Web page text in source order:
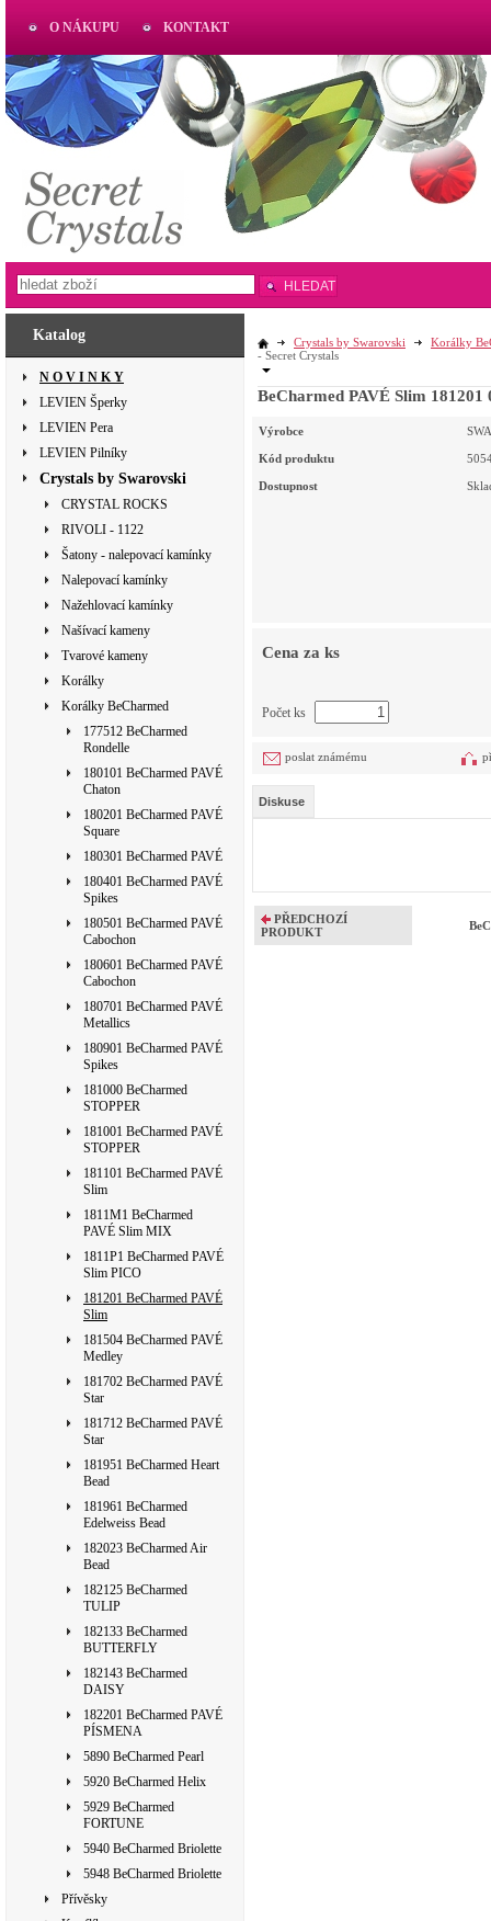
Katalog
N O V I N K Y
LEVIEN Šperky
LEVIEN Pera
LEVIEN Pilníky
Crystals by Swarovski
CRYSTAL ROCKS
RIVOLI - 1122
Šatony - nalepovací kamínky
Nalepovací kamínky
Nažehlovací kamínky
Našívací kameny
Tvarové kameny
Korálky
Korálky BeCharmed
177512 BeCharmed
Rondelle
180101 BeCharmed PAVÉ
Chaton
180201 BeCharmed PAVÉ
Square
180301 BeCharmed PAVÉ
180401 BeCharmed PAVÉ
Spikes
180501 BeCharmed PAVÉ
Cabochon
180601 BeCharmed PAVÉ
Cabochon
180701 BeCharmed PAVÉ
Metallics
180901 BeCharmed PAVÉ
Spikes
181000 BeCharmed
STOPPER
181001 BeCharmed PAVÉ
STOPPER
181101 BeCharmed PAVÉ
Slim
1811M1 BeCharmed
PAVÉ Slim MIX
1811P1 BeCharmed PAVÉ
Slim PICO
181201 BeCharmed PAVÉ
Slim
181504 BeCharmed PAVÉ
Medley
181702 BeCharmed PAVÉ
Star
181712 BeCharmed PAVÉ
Star
181951 BeCharmed Heart
Bead
181961 BeCharmed
Edelweiss Bead
182023 BeCharmed Air
Bead
182125 BeCharmed
TULIP
182133 BeCharmed
BUTTERFLY
182143 BeCharmed
DAISY
182201 BeCharmed PAVÉ
PÍSMENA
5890 BeCharmed Pearl
5920 BeCharmed Helix
5929 BeCharmed
FORTUNE
5940 BeCharmed Briolette
5948 BeCharmed Briolette
Přívěsky
Crystals by Swarovski
Korálky
- Secret Crystals
BeCharmed PAVÉ Slim
Výrobce
Kód produktu
Dostupnost
Cena za ks
Počet ks
poslat známému
Diskuse
PŘEDCHOZÍ
PRODUKT
O NÁKUPU KONTAKT
AKTUAL
www.aktual-koralky.cz
HLEDAT